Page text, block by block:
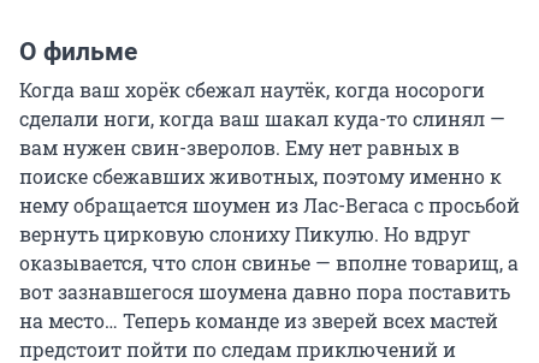
О фильме
Когда ваш хорёк сбежал наутёк, когда носороги
сделали ноги, когда ваш шакал куда-то слинял —
вам нужен свин-зверолов. Ему нет равных в
поиске сбежавших животных, поэтому именно к
нему обращается шоумен из Лас-Вегаса с просьбой
вернуть цирковую слониху Пикулю. Но вдруг
оказывается, что слон свинье — вполне товарищ, а
вот зазнавшегося шоумена давно пора поставить
на место… Теперь команде из зверей всех мастей
предстоит пойти по следам приключений и